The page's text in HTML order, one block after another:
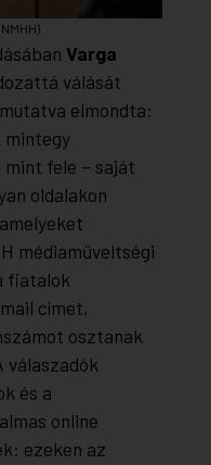
Varga
válását
elmondta:
mint fele – saját
oldalakon
médiaműveltségi
fiatalok
címet,
osztanak
válaszadók
és a
online
ezeken az